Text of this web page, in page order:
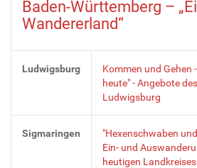
Baden-Württemberg –
Wandererland“
Ludwigsburg
Kommen und Gehen
heute" - Angebote
Ludwigsburg
Sigmaringen
"Hexenschwaben
Ein- und
heutigen